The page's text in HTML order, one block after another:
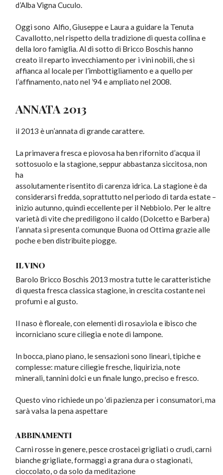
d’Alba Vigna Cuculo.
Oggi sono Alfio, Giuseppe e Laura a guidare la Tenuta
Cavallotto, nel rispetto della tradizione di questa collina e
della loro famiglia. Al di sotto di Bricco Boschis hanno
creato il reparto invecchiamento per i vini nobili, che si
affianca al locale per l’imbottigliamento e a quello per
l’affinamento, nato nel ’94 e ampliato nel 2008.
ANNATA 2013
il 2013 è un’annata di grande carattere.
La primavera fresca e piovosa ha ben rifornito d’acqua il
sottosuolo e la stagione, seppur abbastanza siccitosa, non
ha
assolutamente risentito di carenza idrica. La stagione è da
considerarsi fredda, soprattutto nel periodo di tarda estate –
inizio autunno, quindi eccellente per il Nebbiolo. Per le altre
varietà di vite che prediligono il caldo (Dolcetto e Barbera)
l’annata si presenta comunque Buona od Ottima grazie alle
poche e ben distribuite piogge.
IL VINO
Barolo Bricco Boschis 2013 mostra tutte le caratteristiche
di questa fresca classica stagione, in crescita costante nei
profumi e al gusto.
Il naso è floreale, con elementi di rosa,viola e ibisco che
incorniciano scure ciliegia e note di lampone.
In bocca, piano piano, le sensazioni sono lineari, tipiche e
complesse: mature ciliegie fresche, liquirizia, note
minerali, tannini dolci e un finale lungo, preciso e fresco.
Questo vino richiede un po ‘di pazienza per i consumatori, ma
sarà valsa la pena aspettare
ABBINAMENTI
Carni rosse in genere, pesce crostacei grigliati o crudi, carni
bianche grigliate, formaggi a grana dura o stagionati,
cioccolato, o da solo da meditazione